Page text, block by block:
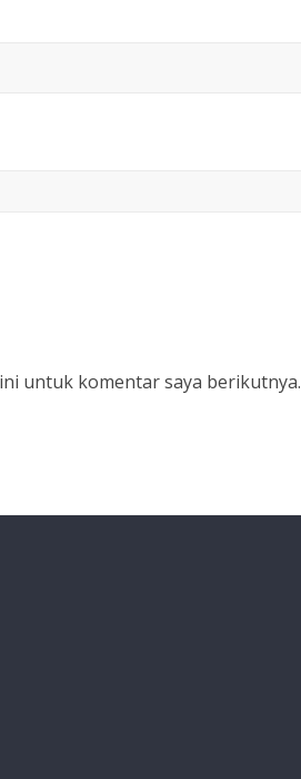
untuk komentar saya berikutnya.